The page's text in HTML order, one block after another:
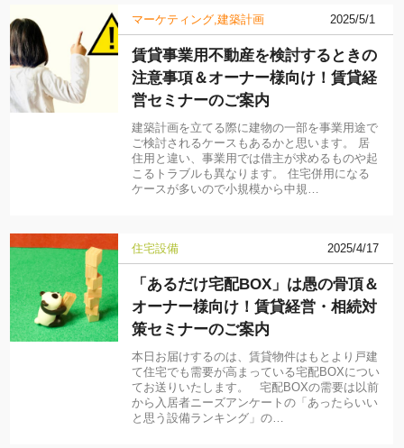
マーケティング 建築計画 2025/5/1
賃貸事業用不動産を検討するときの
注意事項＆オーナー様向け！賃貸経
営セミナーのご案内
建築計画を立てる際に建物の一部を事業用途で
ご検討されるケースもあるかと思います。 居
住用と違い、事業用では借主が求めるものや起
こるトラブルも異なります。 住宅併用になる
ケースが多いので小規模から中規…
住宅設備 2025/4/17
「あるだけ宅配BOX」は愚の骨頂＆
オーナー様向け！賃貸経営・相続対
策セミナーのご案内
本日お届けするのは、賃貸物件はもとより戸建
て住宅でも需要が高まっている宅配BOXについ
てお送りいたします。 宅配BOXの需要は以前
から入居者ニーズアンケートの「あったらいい
と思う設備ランキング」の…